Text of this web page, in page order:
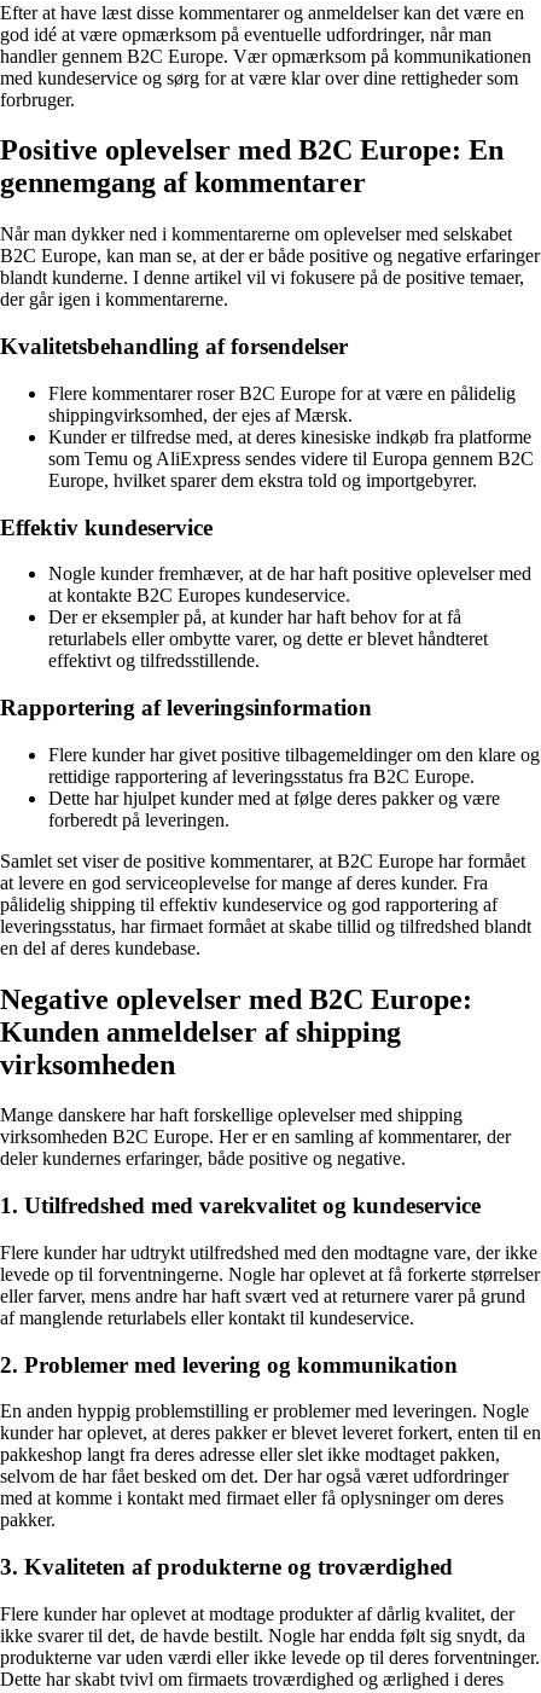
Efter at have læst disse kommentarer og anmeldelser kan det være en
god idé at være opmærksom på eventuelle udfordringer, når man
handler gennem B2C Europe. Vær opmærksom på kommunikationen
med kundeservice og sørg for at være klar over dine rettigheder som
forbruger.
Positive oplevelser med B2C Europe: En
gennemgang af kommentarer
Når man dykker ned i kommentarerne om oplevelser med selskabet
B2C Europe, kan man se, at der er både positive og negative erfaringer
blandt kunderne. I denne artikel vil vi fokusere på de positive temaer,
der går igen i kommentarerne.
Kvalitetsbehandling af forsendelser
Flere kommentarer roser B2C Europe for at være en pålidelig
shippingvirksomhed, der ejes af Mærsk.
Kunder er tilfredse med, at deres kinesiske indkøb fra platforme
som Temu og AliExpress sendes videre til Europa gennem B2C
Europe, hvilket sparer dem ekstra told og importgebyrer.
Effektiv kundeservice
Nogle kunder fremhæver, at de har haft positive oplevelser med
at kontakte B2C Europes kundeservice.
Der er eksempler på, at kunder har haft behov for at få
returlabels eller ombytte varer, og dette er blevet håndteret
effektivt og tilfredsstillende.
Rapportering af leveringsinformation
Flere kunder har givet positive tilbagemeldinger om den klare og
rettidige rapportering af leveringsstatus fra B2C Europe.
Dette har hjulpet kunder med at følge deres pakker og være
forberedt på leveringen.
Samlet set viser de positive kommentarer, at B2C Europe har formået
at levere en god serviceoplevelse for mange af deres kunder. Fra
pålidelig shipping til effektiv kundeservice og god rapportering af
leveringsstatus, har firmaet formået at skabe tillid og tilfredshed blandt
en del af deres kundebase.
Negative oplevelser med B2C Europe:
Kunden anmeldelser af shipping
virksomheden
Mange danskere har haft forskellige oplevelser med shipping
virksomheden B2C Europe. Her er en samling af kommentarer, der
deler kundernes erfaringer, både positive og negative.
1. Utilfredshed med varekvalitet og kundeservice
Flere kunder har udtrykt utilfredshed med den modtagne vare, der ikke
levede op til forventningerne. Nogle har oplevet at få forkerte størrelser
eller farver, mens andre har haft svært ved at returnere varer på grund
af manglende returlabels eller kontakt til kundeservice.
2. Problemer med levering og kommunikation
En anden hyppig problemstilling er problemer med leveringen. Nogle
kunder har oplevet, at deres pakker er blevet leveret forkert, enten til en
pakkeshop langt fra deres adresse eller slet ikke modtaget pakken,
selvom de har fået besked om det. Der har også været udfordringer
med at komme i kontakt med firmaet eller få oplysninger om deres
pakker.
3. Kvaliteten af produkterne og troværdighed
Flere kunder har oplevet at modtage produkter af dårlig kvalitet, der
ikke svarer til det, de havde bestilt. Nogle har endda følt sig snydt, da
produkterne var uden værdi eller ikke levede op til deres forventninger.
Dette har skabt tvivl om firmaets troværdighed og ærlighed i deres